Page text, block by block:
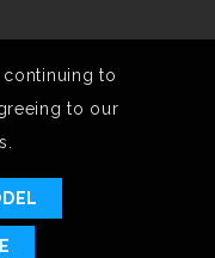
continuing to
to our